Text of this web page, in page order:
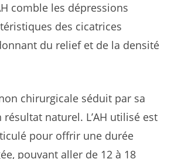
comble les dépressions
des cicatrices
du relief et de la densité
chirurgicale séduit par sa
naturel. L’AH utilisé est
pour offrir une durée
pouvant aller de 12 à 18